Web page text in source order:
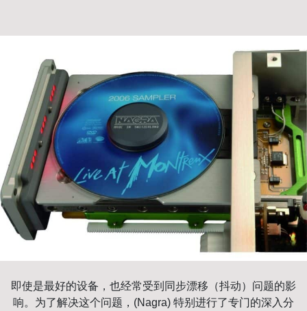
即使是最好的设备，也经常受到同步漂移（抖动）问题的影
响。为了解决这个问题，(Nagra) 特别进行了专门的深入分